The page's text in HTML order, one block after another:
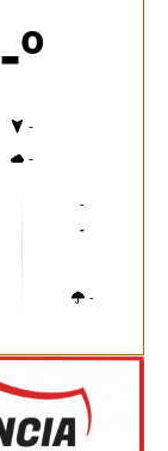
-º
-
-
-
-
-